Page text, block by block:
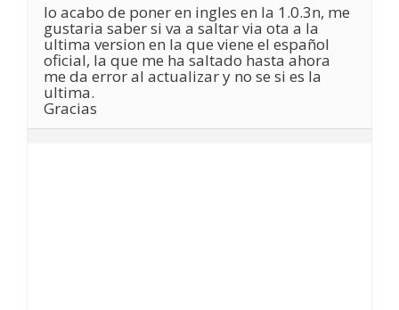
lo acabo de poner en ingles en la 1.0.3n, me
gustaria saber si va a saltar via ota a la
ultima version en la que viene el español
oficial, la que me ha saltado hasta ahora
me da error al actualizar y no se si es la
ultima.
Gracias